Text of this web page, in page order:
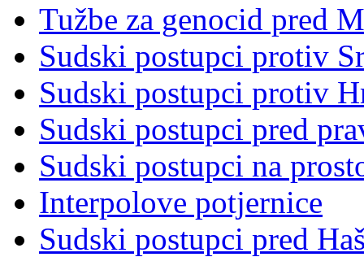
Tužbe za genocid pred
Sudski postupci protiv
Sudski postupci protiv
Sudski postupci pred
Sudski postupci na
Interpolove potjernice
Sudski postupci pred